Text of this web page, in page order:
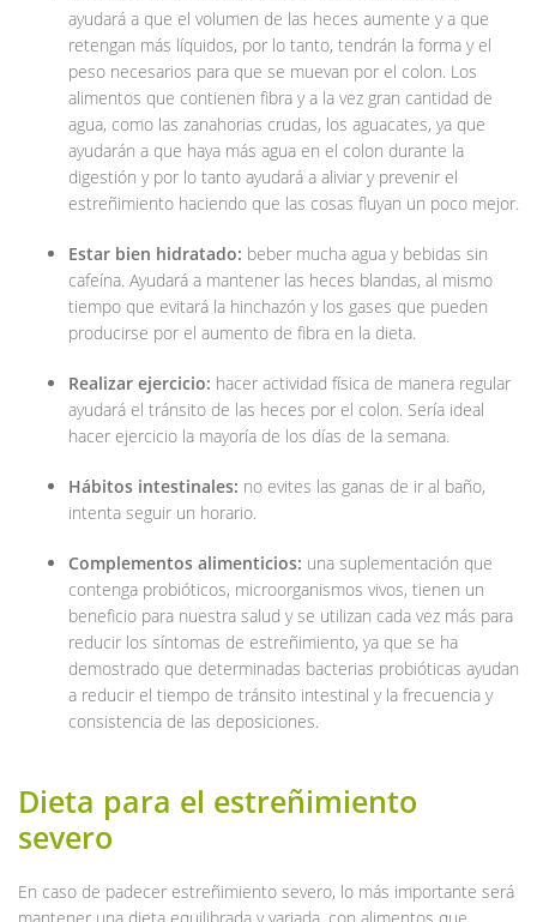
ayudará a que el volumen de las heces aumente y a que
retengan más líquidos, por lo tanto, tendrán la forma y el
peso necesarios para que se muevan por el colon. Los
alimentos que contienen fibra y a la vez gran cantidad de
agua, como las zanahorias crudas, los aguacates, ya que
ayudarán a que haya más agua en el colon durante la
digestión y por lo tanto ayudará a aliviar y prevenir el
estreñimiento haciendo que las cosas fluyan un poco mejor.
Estar bien hidratado: beber mucha agua y bebidas sin
cafeína. Ayudará a mantener las heces blandas, al mismo
tiempo que evitará la hinchazón y los gases que pueden
producirse por el aumento de fibra en la dieta.
Realizar ejercicio: hacer actividad física de manera regular
ayudará el tránsito de las heces por el colon. Sería ideal
hacer ejercicio la mayoría de los días de la semana.
Hábitos intestinales: no evites las ganas de ir al baño,
intenta seguir un horario.
Complementos alimenticios: una suplementación que
contenga probióticos, microorganismos vivos, tienen un
beneficio para nuestra salud y se utilizan cada vez más para
reducir los síntomas de estreñimiento, ya que se ha
demostrado que determinadas bacterias probióticas ayudan
a reducir el tiempo de tránsito intestinal y la frecuencia y
consistencia de las deposiciones.
Dieta para el estreñimiento
severo
En caso de padecer estreñimiento severo, lo más importante será